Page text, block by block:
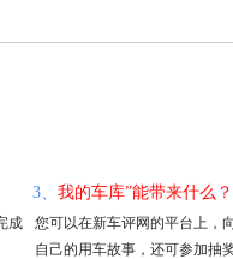
成
3、 我的车库”能带来什么？
您可以在新车评网的平台上，
自己的用车故事，还可参加抽